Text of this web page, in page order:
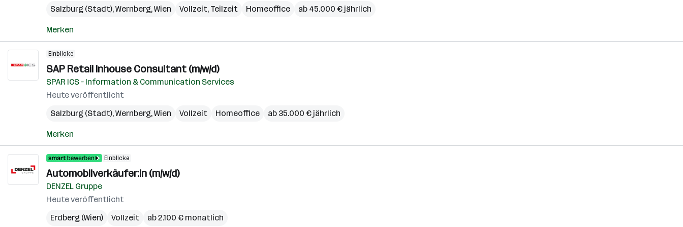
Salzburg (Stadt),Wernberg,Wien Vollzeit, Teilzeit Homeoffice ab 45.000 € jährlich
Merken
Einblicke
SAP Retail Inhouse Consultant (m/w/d)
SPAR ICS – Information & Communication Services
Heute veröffentlicht
Salzburg (Stadt),Wernberg,Wien Vollzeit Homeoffice ab 35.000 € jährlich
Merken
Einblicke
Automobilverkäufer:in (m/w/d)
DENZEL Gruppe
Heute veröffentlicht
Erdberg (Wien)
Vollzeit ab 2.100 € monatlich